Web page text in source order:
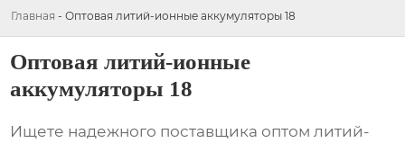
Главная - Оптовая литий-ионные аккумуляторы 18
Оптовая литий-ионные
аккумуляторы 18
Ищете надежного поставщика оптом литий-